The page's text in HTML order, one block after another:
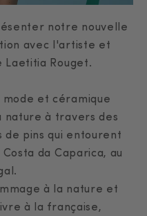
notre nouvelle
avec l'artiste et
Laetitia Rouget.
et céramique
à travers des
de pins qui entourent
da Caparica, au
à la nature et
à la française,